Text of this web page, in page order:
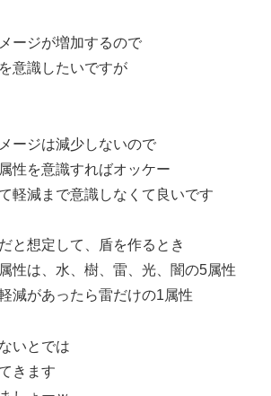
ージが増加するので
意識したいですが
ージは減少しないので
性を意識すればオッケー
軽減まで意識しなくて良いです
と想定して、盾を作るとき
性は、水、樹、雷、光、闇の5属性
減があったら雷だけの1属性
いとでは
きます